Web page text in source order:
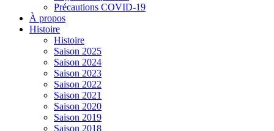
Précautions COVID-19
À propos
Histoire
Histoire
Saison 2025
Saison 2024
Saison 2023
Saison 2022
Saison 2021
Saison 2020
Saison 2019
Saison 2018